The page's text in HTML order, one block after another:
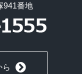
941番地
ら